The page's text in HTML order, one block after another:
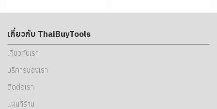
เกี่ยวกับ ThaiBuyTools
เกี่ยวกับเรา
บริการของเรา
ติดต่อเรา
แผนที่ร้าน